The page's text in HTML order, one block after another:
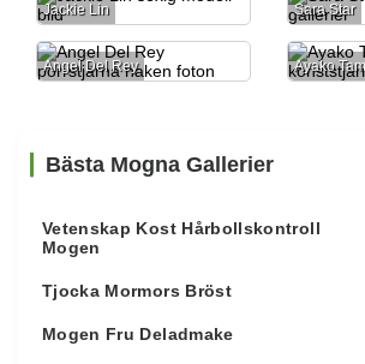
Jackie Lin Sara Star
Angel Del Rey Ayako
Bästa Mogna Gallerier
Vetenskap Kost Hårbollskontroll
Mogen
Tjocka Mormors Bröst
Mogen Fru Deladmake